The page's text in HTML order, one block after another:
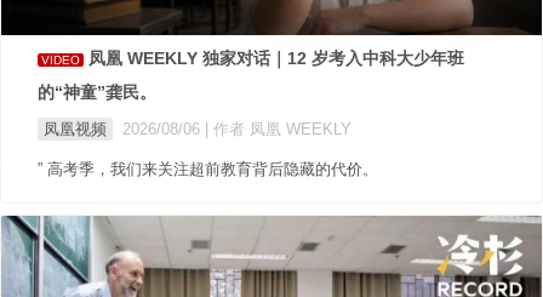
VIDEO
凤凰 WEEKLY 独家对话｜12 岁考入中科大少年班
的“神童”龚民。
凤凰视频 2026/08/06 | 作者 凤凰 WEEKLY
” 高考季，我们来关注超前教育背后隐藏的代价。